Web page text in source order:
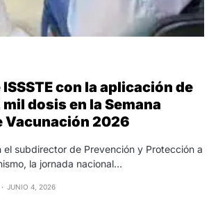
con la aplicación de
dosis en la Semana
Vacunación 2026
el subdirector de Prevención y Protección a
la jornada nacional…
JUNIO 4, 2026